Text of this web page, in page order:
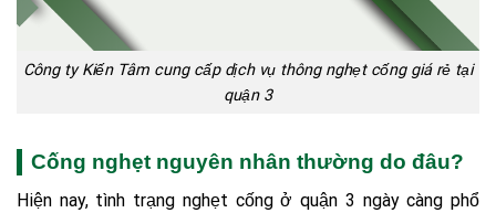
Công ty Kiến Tâm cung cấp dịch vụ thông nghẹt cống giá rẻ tại
quận 3
Cống nghẹt nguyên nhân thường do đâu?
Hiện nay, tình trạng nghẹt cống ở quận 3 ngày càng phổ